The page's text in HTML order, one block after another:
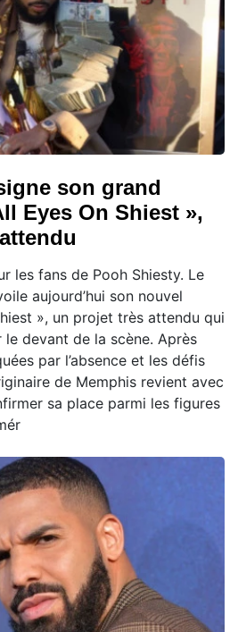
son grand
Eyes On Shiest »,
les fans de Pooh Shiesty. Le
aujourd’hui son nouvel
», un projet très attendu qui
devant de la scène. Après
par l’absence et les défis
de Memphis revient avec
sa place parmi les figures